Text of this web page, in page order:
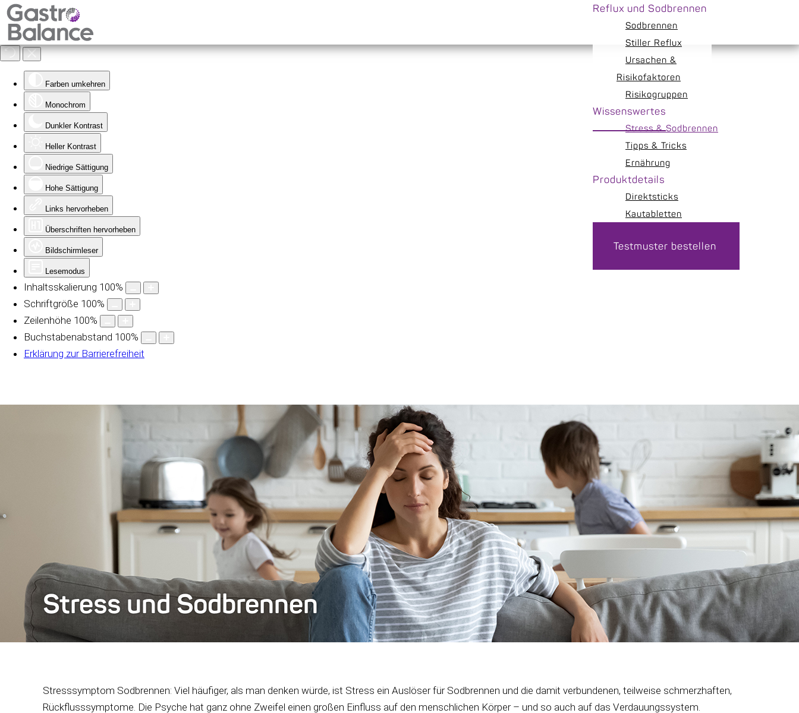
Eingabehilfen öffnen
Farben umkehren
Monochrom
Dunkler Kontrast
Heller Kontrast
Niedrige Sättigung
Hohe Sättigung
Links hervorheben
Überschriften hervorheben
Bildschirmleser
Lesemodus
Inhaltsskalierung 100%
Schriftgröße 100%
Zeilenhöhe 100%
Buchstabenabstand 100%
Erklärung zur Barrierefreiheit
zur Startseite von Gastrobalance Reflux und Sodbrennen
Sodbrennen
Stiller Reflux
Ursachen &
Risikofaktoren
Risikogruppen
Wissenswertes
Stress & Sodbrennen
Tipps & Tricks
Ernährung
Produktdetails
Direktsticks
Kautabletten
Testmuster bestellen
Stress und Sodbrennen
Stresssymptom Sodbrennen: Viel häufiger, als man denken würde, ist Stress ein Auslöser für Sodbrennen und die damit verbundenen, teilweise schmerzhaften,
Rückflusssymptome. Die Psyche hat ganz ohne Zweifel einen großen Einfluss auf den menschlichen Körper – und so auch auf das Verdauungssystem.